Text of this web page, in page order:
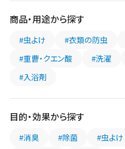
商品・用途から探す
#虫よけ #衣類の防虫
#重曹・クエン酸
#洗濯
#入浴剤
目的・効果から探す
#消臭 #除菌 #虫よけ